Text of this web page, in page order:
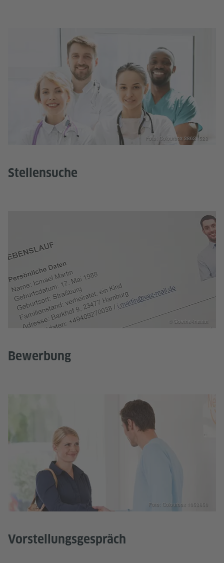
Stellensuche
Foto: Colourbox 38621528
Bewerbung
© Goethe-Institut
Vorstellungsgespräch
Foto: Colourbox 1053650